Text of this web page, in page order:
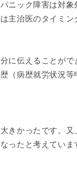
ニック障害は対
主治医のタイミン
伝えることがで
（病歴就労状況
きかったです。
たと考えていま